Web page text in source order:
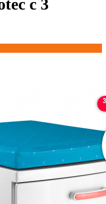
с 3